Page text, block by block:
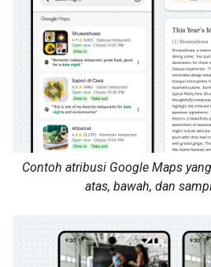
Contoh atribusi Google Maps
atas, bawah, dan